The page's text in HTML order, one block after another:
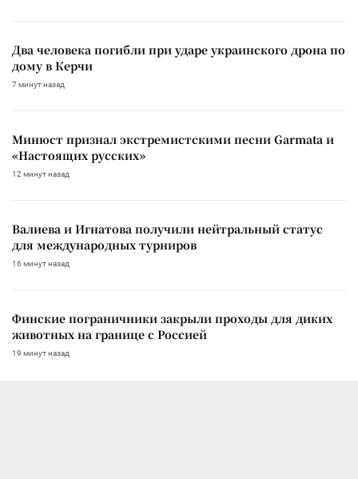
Два человека погибли при ударе украинского дрона по
дому в Керчи
7 минут назад
Минюст признал экстремистскими песни Garmata и
«Настоящих русских»
12 минут назад
Валиева и Игнатова получили нейтральный статус
для международных турниров
16 минут назад
Финские пограничники закрыли проходы для диких
животных на границе с Россией
19 минут назад